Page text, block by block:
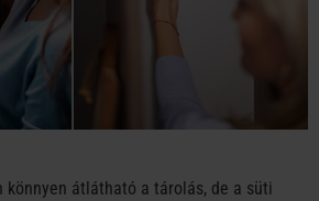
könnyen átlátható a tárolás, de a süti